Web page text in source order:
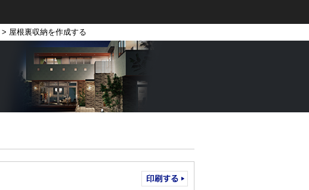
> 屋根裏収納を作成する